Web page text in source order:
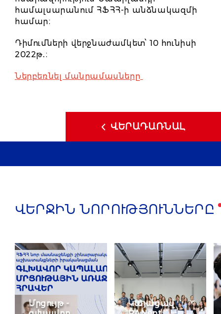
համալսարանում ՀՖՀՀ-ի անձնակազմի
համար։
Դիմումների վերջնաժամկետ՝ 10 հունիսի
2022թ․։
Ներբեռնել մանրամասները
ՎԵՐԱԴԱՌՆԱԼ
ՎԵՐՋԻՆ ՆՈՐՈՒԹՅՈՒՆՆԵՐԸ
Մրցույթ -
Կայացավ